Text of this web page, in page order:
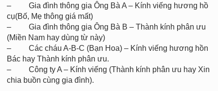
– Gia đình thông gia Ông Bà A – Kính viếng hương hồ
cụ(Bố, Mẹ thông giá mất)
– Gia đình thông gia Ông Bà B – Thành kính phân ưu
(Miền Nam hay dùng từ này)
– Các cháu A-B-C (Bạn Hoa) – Kính viếng hương hồn
Bác hay Thành kính phân ưu.
– Công ty A – Kính viếng (Thành kính phân ưu hay Xin
chia buồn cùng gia đình).